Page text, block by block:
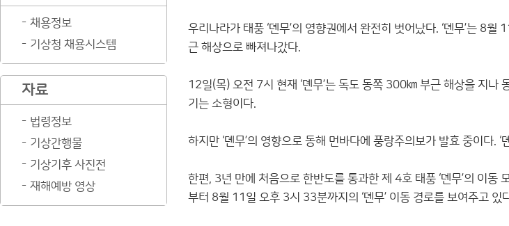
채용정보
기상청 채용시스템
자료
법령정보
기상간행물
기상기후 사진전
재해예방 영상
우리나라가 태풍 ‘뎬무’의 영향권에서 완전히 벗어났다. ‘뎬무’는 8
근 해상으로 빠져나갔다.
12일(목) 오전 7시 현재 ‘뎬무’는 독도 동쪽 300㎞ 부근 해상을 지
기는 소형이다.
하지만 ‘뎬무’의 영향으로 동해 먼바다에 풍랑주의보가 발효 중이다.
한편, 3년 만에 처음으로 한반도를 통과한 제 4호 태풍 ‘뎬무’의 이
부터 8월 11일 오후 3시 33분까지의 ‘뎬무’ 이동 경로를 보여주고 있